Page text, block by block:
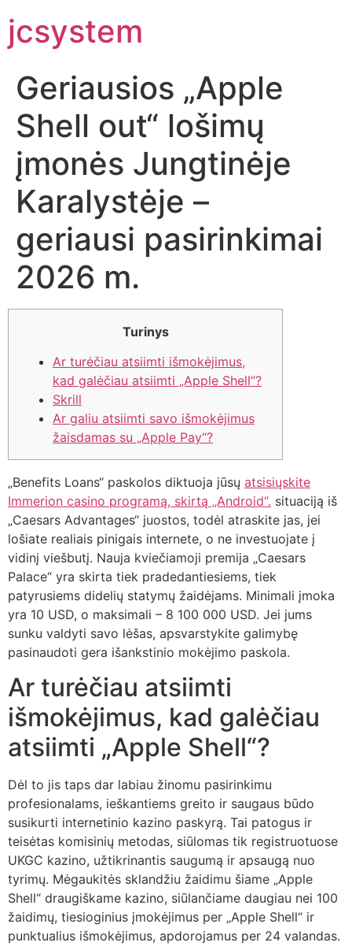
jcsystem
Geriausios „Apple
Shell out“ lošimų
įmonės Jungtinėje
Karalystėje –
geriausi pasirinkimai
2026 m.
Turinys
Ar turėčiau atsiimti išmokėjimus,
kad galėčiau atsiimti „Apple Shell“?
Skrill
Ar galiu atsiimti savo išmokėjimus
žaisdamas su „Apple Pay“?
„Benefits Loans“ paskolos diktuoja jūsų atsisiųskite
Immerion casino programą, skirtą „Android“. situaciją iš
„Caesars Advantages“ juostos, todėl atraskite jas, jei
lošiate realiais pinigais internete, o ne investuojate į
vidinį viešbutį. Nauja kviečiamoji premija „Caesars
Palace“ yra skirta tiek pradedantiesiems, tiek
patyrusiems didelių statymų žaidėjams. Minimali įmoka
yra 10 USD, o maksimali – 8 100 000 USD. Jei jums
sunku valdyti savo lėšas, apsvarstykite galimybę
pasinaudoti gera išankstinio mokėjimo paskola.
Ar turėčiau atsiimti
išmokėjimus, kad galėčiau
atsiimti „Apple Shell“?
Dėl to jis taps dar labiau žinomu pasirinkimu
profesionalams, ieškantiems greito ir saugaus būdo
susikurti internetinio kazino paskyrą. Tai patogus ir
teisėtas komisinių metodas, siūlomas tik registruotuose
UKGC kazino, užtikrinantis saugumą ir apsaugą nuo
tyrimų. Mėgaukitės sklandžiu žaidimu šiame „Apple
Shell“ draugiškame kazino, siūlančiame daugiau nei 100
žaidimų, tiesioginius įmokėjimus per „Apple Shell“ ir
punktualius išmokėjimus, apdorojamus per 24 valandas.